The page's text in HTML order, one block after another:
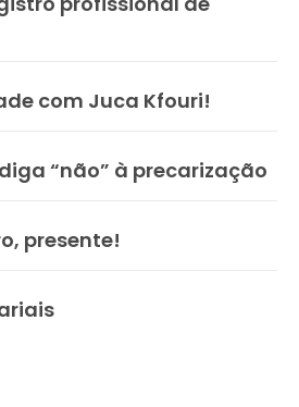
com Juca Kfouri!
“não” à precarização
presente!